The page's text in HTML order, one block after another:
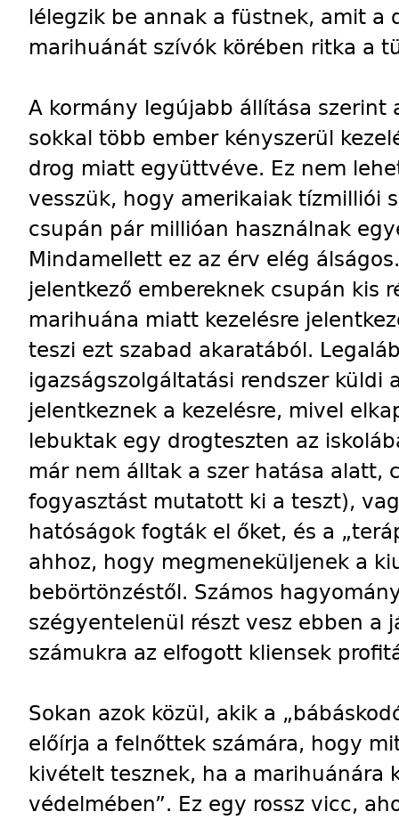
lélegzik be annak a füstnek, amit a
marihuánát szívók körében ritka a
A kormány legújabb állítása szerint
sokkal több ember kényszerül
drog miatt együttvéve. Ez nem
vesszük, hogy amerikaiak tízmilliói
csupán pár millióan használnak
Mindamellett ez az érv elég
jelentkező embereknek csupán kis
marihuána miatt kezelésre
teszi ezt szabad akaratából.
igazságszolgáltatási rendszer küldi
jelentkeznek a kezelésre, mivel
lebuktak egy drogteszten az
már nem álltak a szer hatása alatt,
fogyasztást mutatott ki a teszt),
hatóságok fogták el őket, és a
ahhoz, hogy megmeneküljenek a
bebörtönzéstől. Számos
szégyentelenül részt vesz ebben a
számukra az elfogott kliensek
Sokan azok közül, akik a
előírja a felnőttek számára, hogy
kivételt tesznek, ha a marihuánára
védelmében”. Ez egy rossz vicc,